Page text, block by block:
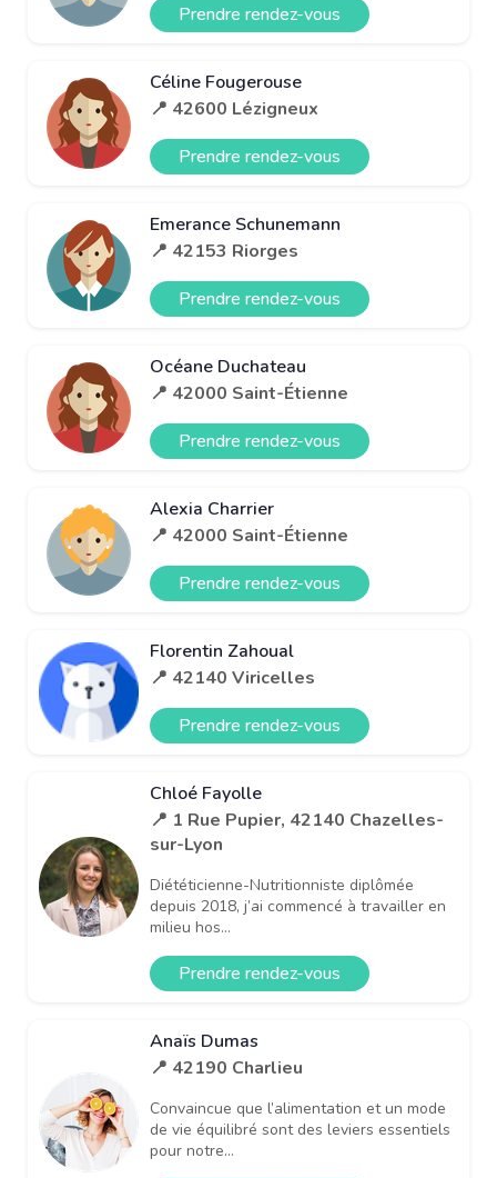
Prendre rendez-vous
Céline Fougerouse
📍 42600 Lézigneux
Prendre rendez-vous
Emerance Schunemann
📍 42153 Riorges
Prendre rendez-vous
Océane Duchateau
📍 42000 Saint-Étienne
Prendre rendez-vous
Alexia Charrier
📍 42000 Saint-Étienne
Prendre rendez-vous
Florentin Zahoual
📍 42140 Viricelles
Prendre rendez-vous
Chloé Fayolle
📍 1 Rue Pupier, 42140 Chazelles-
sur-Lyon
Diététicienne-Nutritionniste diplômée
depuis 2018, j’ai commencé à travailler en
milieu hos...
Prendre rendez-vous
Anaïs Dumas
📍 42190 Charlieu
Convaincue que l’alimentation et un mode
de vie équilibré sont des leviers essentiels
pour notre...